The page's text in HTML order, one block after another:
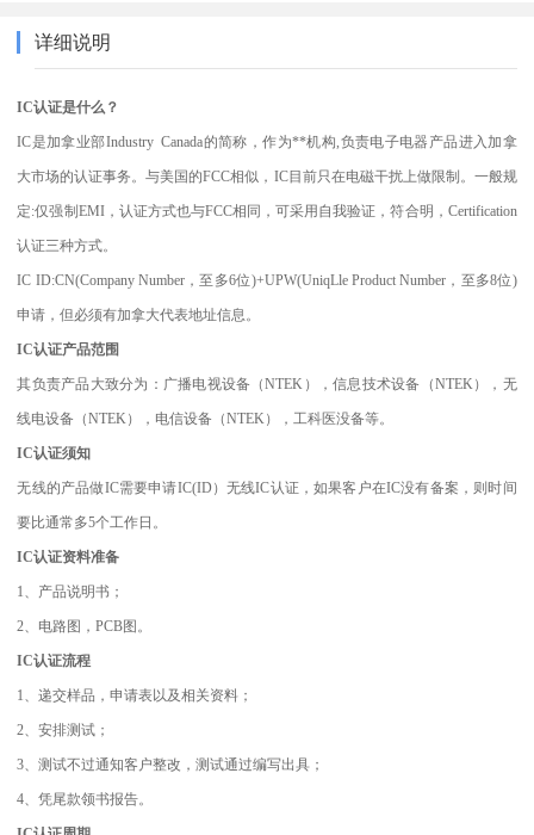
详细说明
IC认证是什么？
IC是加拿业部Industry Canada的简称，作为**机构,负责电子电器产品进入加拿
大市场的认证事务。与美国的FCC相似，IC目前只在电磁干扰上做限制。一般规
定:仅强制EMI，认证方式也与FCC相同，可采用自我验证，符合明，Certification
认证三种方式。
IC ID:CN(Company Number，至多6位)+UPW(UniqLle Product Number，至多8位)
申请，但必须有加拿大代表地址信息。
IC认证产品范围
其负责产品大致分为：广播电视设备（NTEK），信息技术设备（NTEK），无
线电设备（NTEK），电信设备（NTEK），工科医没备等。
IC认证须知
无线的产品做IC需要申请IC(ID）无线IC认证，如果客户在IC没有备案，则时间
要比通常多5个工作日。
IC认证资料准备
1、产品说明书；
2、电路图，PCB图。
IC认证流程
1、递交样品，申请表以及相关资料；
2、安排测试；
3、测试不过通知客户整改，测试通过编写出具；
4、凭尾款领书报告。